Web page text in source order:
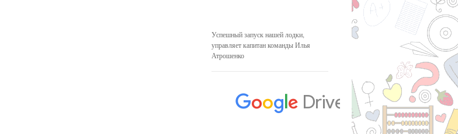
Успешный запуск нашей лодки,
управляет капитан команды Илья
Атрошенко